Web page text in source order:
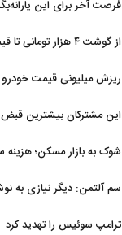
فرصت آخر برای این
از گوشت ۴ هزار تومانی تا قیمت میلیونی؛ مقصر گرانی امروز کیست؟
این مشترکان بیشترین قبض
سم آلتمن: دیگر نیازی به
ترامپ سوئیس را تهدید کرد